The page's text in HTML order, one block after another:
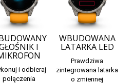
I
i odbieraj
połączenia
WBUDOWANA
LATARKA LED
Prawdziwa
zintegrowana latarka
o zmiennej